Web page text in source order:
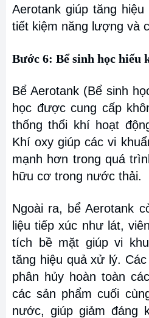
Aerotank giúp tăng
tiết kiệm năng lượng và
Bước 6: Bể sinh học hiếu
Bể Aerotank (Bể sinh
học được cung cấp
thống thổi khí hoạt
Khí oxy giúp các vi
mạnh hơn trong quá
hữu cơ trong nước thải.
Ngoài ra, bể Aerotank
liệu tiếp xúc như lát,
tích bề mặt giúp vi
tăng hiệu quả xử lý.
phân hủy hoàn toàn
các sản phẩm cuối
nước, giúp giảm đáng